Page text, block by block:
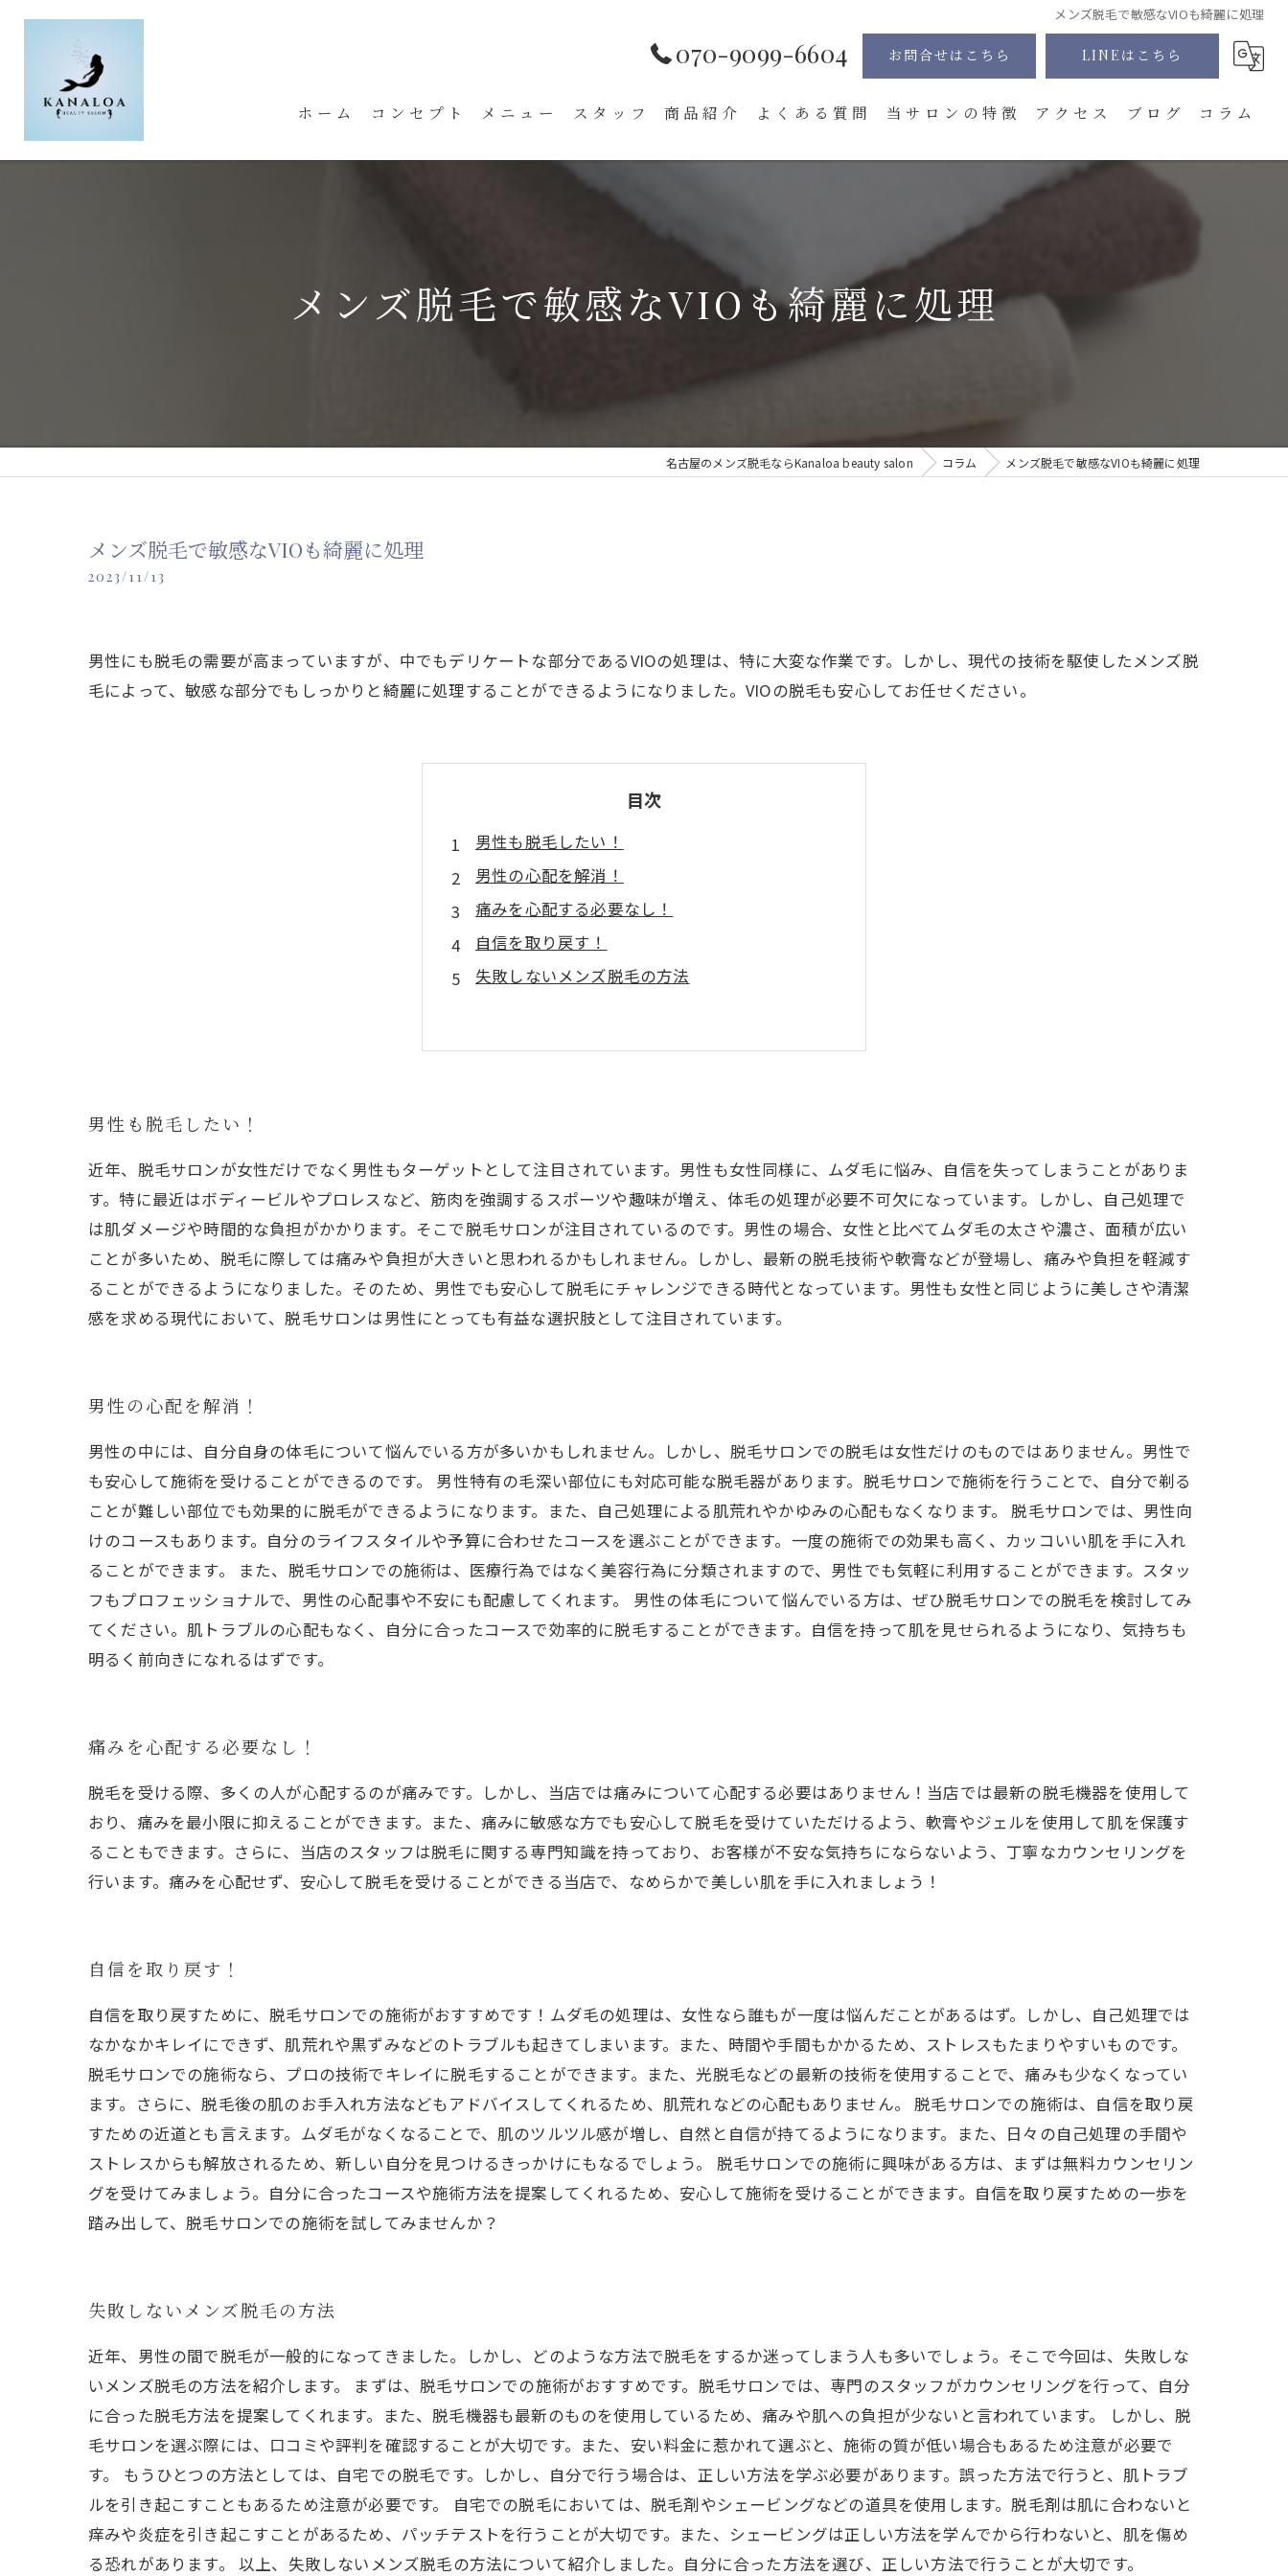
メンズ脱毛で敏感なVIOも綺麗に処理
070-9099-6604 お問合せはこちら LINEはこちら
ホーム コンセプト メニュー スタッフ 商品紹介 よくある質問 当サロンの特徴
VIO
顔
アクセス ブログ コラム
メンズ脱毛で敏感なVIOも綺麗に処理
名古屋のメンズ脱毛ならKanaloa beauty salon コラム メンズ脱毛で敏感なVIOも綺麗に処理
メンズ脱毛で敏感なVIOも綺麗に処理
2023/11/13
男性にも脱毛の需要が高まっていますが、中でもデリケートな部分であるVIOの処理は、特に大変な作業です。しかし、現代の技術を駆使したメンズ脱
毛によって、敏感な部分でもしっかりと綺麗に処理することができるようになりました。VIOの脱毛も安心してお任せください。
目次
男性も脱毛したい！
男性の心配を解消！
痛みを心配する必要なし！
自信を取り戻す！
失敗しないメンズ脱毛の方法
男性も脱毛したい！
近年、脱毛サロンが女性だけでなく男性もターゲットとして注目されています。男性も女性同様に、ムダ毛に悩み、自信を失ってしまうことがありま
す。特に最近はボディービルやプロレスなど、筋肉を強調するスポーツや趣味が増え、体毛の処理が必要不可欠になっています。しかし、自己処理で
は肌ダメージや時間的な負担がかかります。そこで脱毛サロンが注目されているのです。男性の場合、女性と比べてムダ毛の太さや濃さ、面積が広い
ことが多いため、脱毛に際しては痛みや負担が大きいと思われるかもしれません。しかし、最新の脱毛技術や軟膏などが登場し、痛みや負担を軽減す
ることができるようになりました。そのため、男性でも安心して脱毛にチャレンジできる時代となっています。男性も女性と同じように美しさや清潔
感を求める現代において、脱毛サロンは男性にとっても有益な選択肢として注目されています。
男性の心配を解消！
男性の中には、自分自身の体毛について悩んでいる方が多いかもしれません。しかし、脱毛サロンでの脱毛は女性だけのものではありません。男性で
も安心して施術を受けることができるのです。 男性特有の毛深い部位にも対応可能な脱毛器があります。脱毛サロンで施術を行うことで、自分で剃る
ことが難しい部位でも効果的に脱毛ができるようになります。また、自己処理による肌荒れやかゆみの心配もなくなります。 脱毛サロンでは、男性向
けのコースもあります。自分のライフスタイルや予算に合わせたコースを選ぶことができます。一度の施術での効果も高く、カッコいい肌を手に入れ
ることができます。 また、脱毛サロンでの施術は、医療行為ではなく美容行為に分類されますので、男性でも気軽に利用することができます。スタッ
フもプロフェッショナルで、男性の心配事や不安にも配慮してくれます。 男性の体毛について悩んでいる方は、ぜひ脱毛サロンでの脱毛を検討してみ
てください。肌トラブルの心配もなく、自分に合ったコースで効率的に脱毛することができます。自信を持って肌を見せられるようになり、気持ちも
明るく前向きになれるはずです。
痛みを心配する必要なし！
脱毛を受ける際、多くの人が心配するのが痛みです。しかし、当店では痛みについて心配する必要はありません！当店では最新の脱毛機器を使用して
おり、痛みを最小限に抑えることができます。また、痛みに敏感な方でも安心して脱毛を受けていただけるよう、軟膏やジェルを使用して肌を保護す
ることもできます。さらに、当店のスタッフは脱毛に関する専門知識を持っており、お客様が不安な気持ちにならないよう、丁寧なカウンセリングを
行います。痛みを心配せず、安心して脱毛を受けることができる当店で、なめらかで美しい肌を手に入れましょう！
自信を取り戻す！
自信を取り戻すために、脱毛サロンでの施術がおすすめです！ムダ毛の処理は、女性なら誰もが一度は悩んだことがあるはず。しかし、自己処理では
なかなかキレイにできず、肌荒れや黒ずみなどのトラブルも起きてしまいます。また、時間や手間もかかるため、ストレスもたまりやすいものです。
脱毛サロンでの施術なら、プロの技術でキレイに脱毛することができます。また、光脱毛などの最新の技術を使用することで、痛みも少なくなってい
ます。さらに、脱毛後の肌のお手入れ方法などもアドバイスしてくれるため、肌荒れなどの心配もありません。 脱毛サロンでの施術は、自信を取り戻
すための近道とも言えます。ムダ毛がなくなることで、肌のツルツル感が増し、自然と自信が持てるようになります。また、日々の自己処理の手間や
ストレスからも解放されるため、新しい自分を見つけるきっかけにもなるでしょう。 脱毛サロンでの施術に興味がある方は、まずは無料カウンセリン
グを受けてみましょう。自分に合ったコースや施術方法を提案してくれるため、安心して施術を受けることができます。自信を取り戻すための一歩を
踏み出して、脱毛サロンでの施術を試してみませんか？
失敗しないメンズ脱毛の方法
近年、男性の間で脱毛が一般的になってきました。しかし、どのような方法で脱毛をするか迷ってしまう人も多いでしょう。そこで今回は、失敗しな
いメンズ脱毛の方法を紹介します。 まずは、脱毛サロンでの施術がおすすめです。脱毛サロンでは、専門のスタッフがカウンセリングを行って、自分
に合った脱毛方法を提案してくれます。また、脱毛機器も最新のものを使用しているため、痛みや肌への負担が少ないと言われています。 しかし、脱
毛サロンを選ぶ際には、口コミや評判を確認することが大切です。また、安い料金に惹かれて選ぶと、施術の質が低い場合もあるため注意が必要で
す。 もうひとつの方法としては、自宅での脱毛です。しかし、自分で行う場合は、正しい方法を学ぶ必要があります。誤った方法で行うと、肌トラブ
ルを引き起こすこともあるため注意が必要です。 自宅での脱毛においては、脱毛剤やシェービングなどの道具を使用します。脱毛剤は肌に合わないと
痒みや炎症を引き起こすことがあるため、パッチテストを行うことが大切です。また、シェービングは正しい方法を学んでから行わないと、肌を傷め
る恐れがあります。 以上、失敗しないメンズ脱毛の方法について紹介しました。自分に合った方法を選び、正しい方法で行うことが大切です。